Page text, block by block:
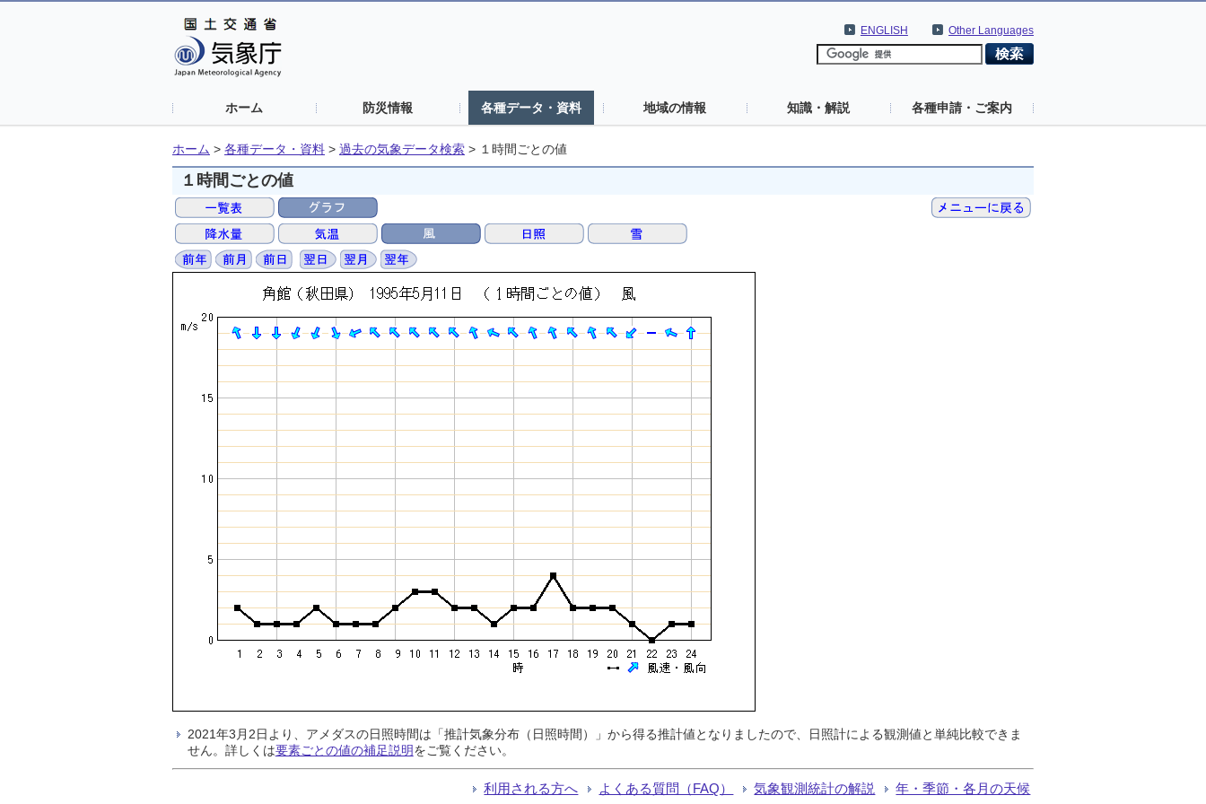
Other Languages
ENGLISH
ホーム 防災情報 各種データ・資料 地域の情報 知識・解説 各種申請・ご案内
ホーム > 各種データ・資料 > 過去の気象データ検索 > １時間ごとの値
１時間ごとの値
2021年3月2日より、アメダスの日照時間は「推計気象分布（日照時間）」から得る推計値となりましたので、日照計による観測値と単純比較できま
せん。詳しくは要素ごとの値の補足説明をご覧ください。
利用される方へ よくある質問（FAQ） 気象観測統計の解説 年・季節・各月の天候